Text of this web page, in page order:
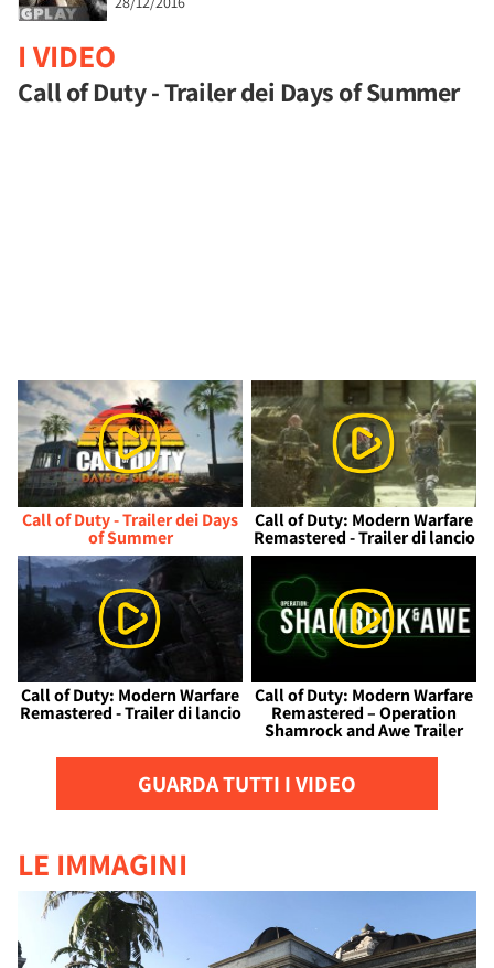
I VIDEO
Call of Duty - Trailer dei Days of Summer
Call of Duty - Trailer dei Days
of Summer
Call of Duty: Modern Warfare
Remastered - Trailer di lancio
Call of Duty: Modern Warfare
Remastered - Trailer di lancio
Call of Duty: Modern Warfare
Remastered – Operation
Shamrock and Awe Trailer
GUARDA TUTTI I VIDEO
LE IMMAGINI